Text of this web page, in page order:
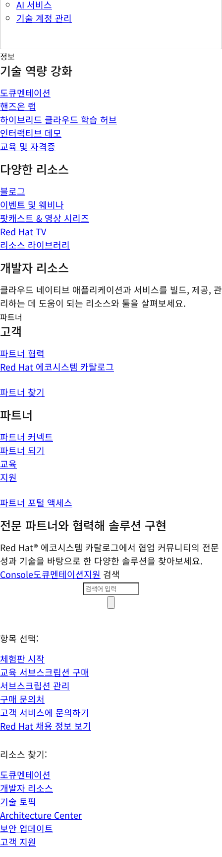
AI 서비스
기술 계정 관리
정보
기술 역량 강화
도큐멘테이션
핸즈온 랩
하이브리드 클라우드 학습 허브
인터랙티브 데모
교육 및 자격증
다양한 리소스
블로그
이벤트 및 웨비나
팟캐스트 & 영상 시리즈
Red Hat TV
리소스 라이브러리
개발자 리소스
클라우드 네이티브 애플리케이션과 서비스를 빌드, 제공, 관
리하는 데 도움이 되는 리소스와 툴을 살펴보세요.
파트너
고객
파트너 협력
Red Hat 에코시스템 카탈로그
파트너 찾기
파트너
파트너 커넥트
파트너 되기
교육
지원
파트너 포털 액세스
전문 파트너와 협력해 솔루션 구현
Red Hat® 에코시스템 카탈로그에서 협업 커뮤니티의 전문
성과 기술을 바탕으로 한 다양한 솔루션을 찾아보세요.
Console도큐멘테이션지원 검색
항목 선택:
체험판 시작
교육 서브스크립션 구매
서브스크립션 관리
구매 문의처
고객 서비스에 문의하기
Red Hat 채용 정보 보기
리소스 찾기:
도큐멘테이션
개발자 리소스
기술 토픽
Architecture Center
보안 업데이트
고객 지원